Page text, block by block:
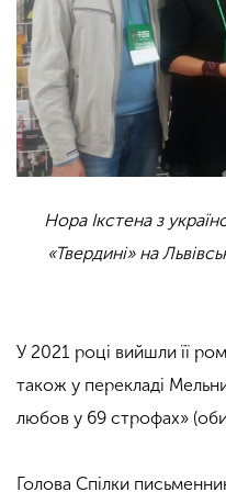
Нора Ікстена з
«Твердині» на
У 2021 році вийшли її
також у перекладі
любов у 69 строфах»
Голова Спілки